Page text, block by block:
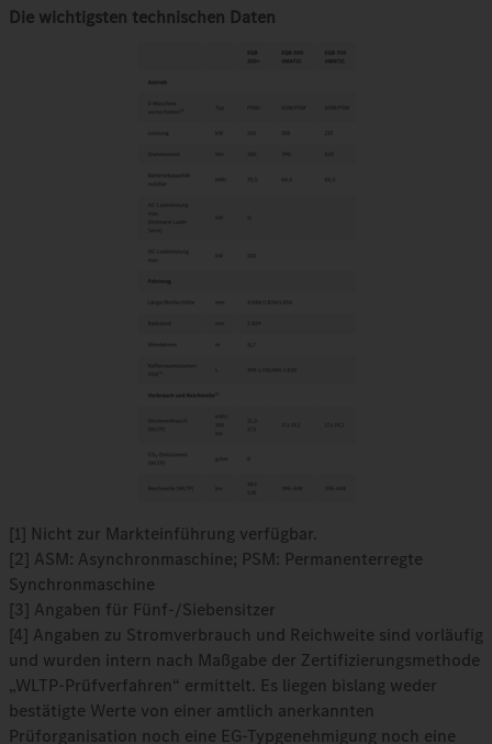
Die wichtigsten technischen Daten
[1] Nicht zur Markteinführung verfügbar.
[2] ASM: Asynchronmaschine; PSM: Permanenterregte
Synchronmaschine
[3] Angaben für Fünf-/Siebensitzer
[4] Angaben zu Stromverbrauch und Reichweite sind vorläufig
und wurden intern nach Maßgabe der Zertifizierungsmethode
„WLTP-Prüfverfahren“ ermittelt. Es liegen bislang weder
bestätigte Werte von einer amtlich anerkannten
Prüforganisation noch eine EG-Typgenehmigung noch eine